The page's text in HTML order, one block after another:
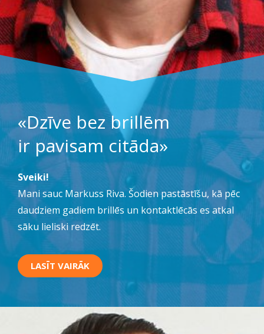
«Dzīve bez brillēm
ir pavisam citāda»
Sveiki!
Mani sauc Markuss Riva. Šodien pastāstīšu, kā pēc
daudziem gadiem brillēs un kontaktlēcās es atkal
sāku lieliski redzēt.
LASĪT VAIRĀK